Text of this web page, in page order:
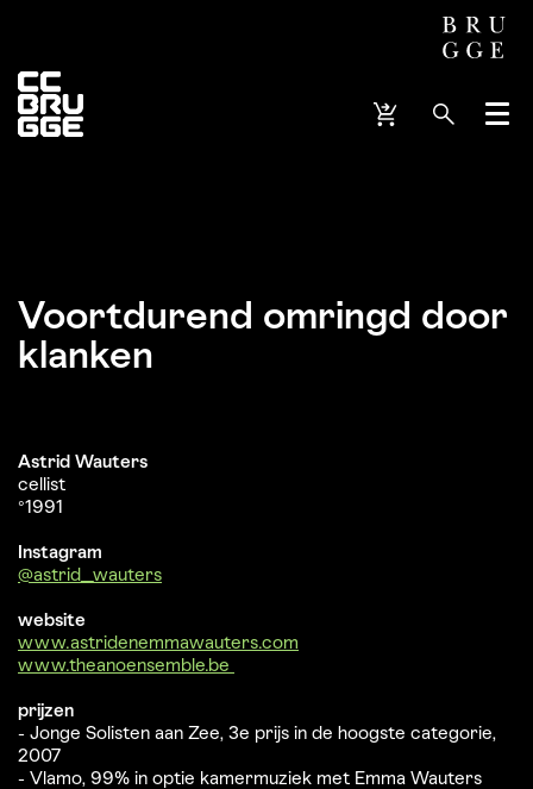
Menu
Voortdurend omringd door
klanken
Astrid Wauters
cellist
°1991
Instagram
@astrid_wauters
website
www.astridenemmawauters.com
www.theanoensemble.be
prijzen
- Jonge Solisten aan Zee, 3e prijs in de hoogste categorie,
2007
- Vlamo, 99% in optie kamermuziek met Emma Wauters